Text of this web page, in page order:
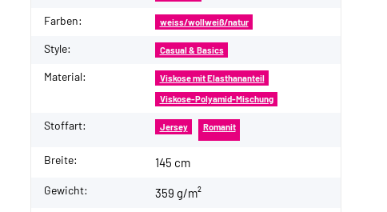
Farben: weiss/wollweiß/natur
Style: Casual & Basics
Material: Viskose mit Elasthananteil
Viskose-Polyamid-Mischung
Stoffart: Jersey Romanit
Breite: 145 cm
Gewicht: 359 g/m²